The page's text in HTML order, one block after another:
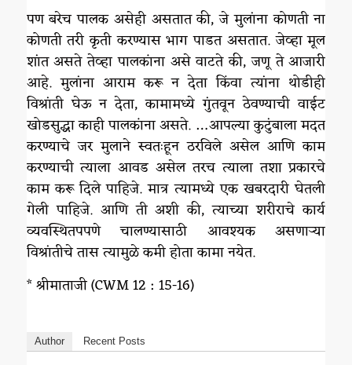
पण बरेच पालक असेही असतात की, जे मुलांना कोणती ना
कोणती तरी कृती करण्यास भाग पाडत असतात. जेव्हा मूल
शांत असते तेव्हा पालकांना असे वाटते की, जणू ते आजारी
आहे. मुलांना आराम करू न देता किंवा त्यांना थोडीही
विश्रांती घेऊ न देता, कामामध्ये गुंतवून ठेवण्याची वाईट
खोडसुद्धा काही पालकांना असते. …आपल्या कुटुंबाला मदत
करण्याचे जर मुलाने स्वतःहून ठरविले असेल आणि काम
करण्याची त्याला आवड असेल तरच त्याला तशा प्रकारचे
काम करू दिले पाहिजे. मात्र त्यामध्ये एक खबरदारी घेतली
गेली पाहिजे. आणि ती अशी की, त्याच्या शरीराचे कार्य
व्यवस्थितपपणे चालण्यासाठी आवश्यक असणाऱ्या
विश्रांतीचे तास त्यामुळे कमी होता कामा नयेत.
* श्रीमाताजी (CWM 12 : 15-16)
Author Recent Posts